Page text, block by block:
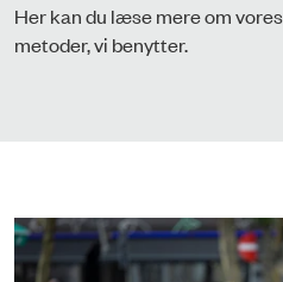
Her kan du læse mere om
metoder, vi benytter.